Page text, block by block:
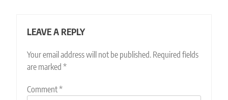
LEAVE A REPLY
Your email address will not be published. Required fields
are marked *
Comment*